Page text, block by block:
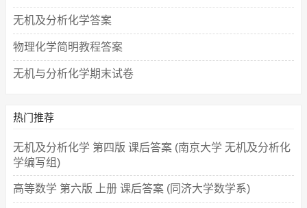
无机及分析化学答案
物理化学简明教程答案
无机与分析化学期末试卷
热门推荐
无机及分析化学 第四版 课后答案 (南京大学 无机及分析化
学编写组)
高等数学 第六版 上册 课后答案 (同济大学数学系)